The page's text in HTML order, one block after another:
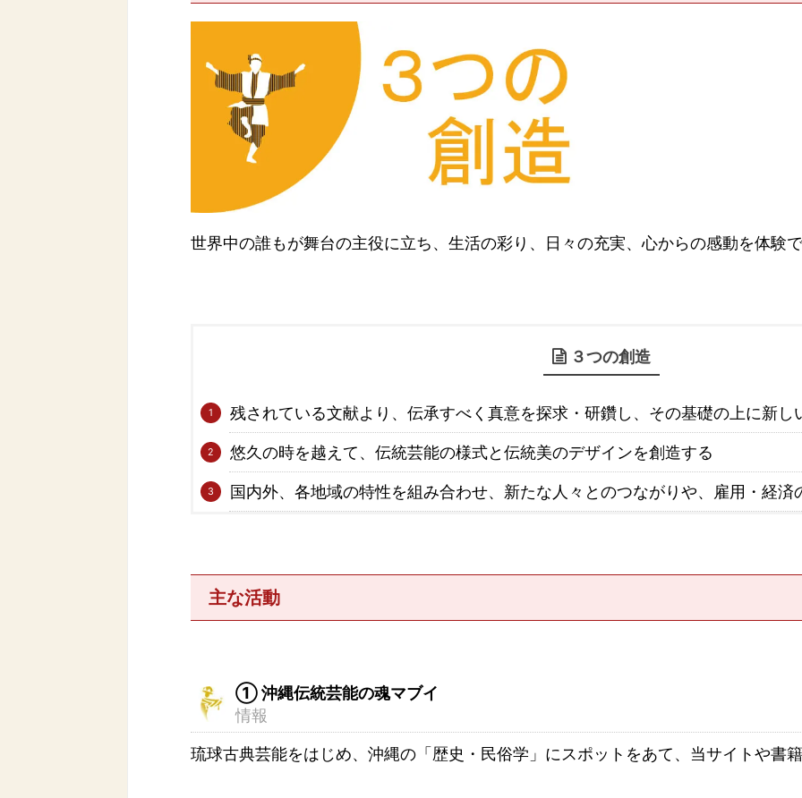
世界中の誰もが舞台の主役に立ち、生活の彩り、日々の充実、心からの感動を体験
３つの創造
残されている文献より、伝承すべく真意を探求・研鑽し、その基礎の上に新し
悠久の時を越えて、伝統芸能の様式と伝統美のデザインを創造する
国内外、各地域の特性を組み合わせ、新たな人々とのつながりや、雇用・経済
主な活動
① 沖縄伝統芸能の魂マブイ
情報
琉球古典芸能をはじめ、沖縄の「歴史・民俗学」にスポットをあて、当サイトや書